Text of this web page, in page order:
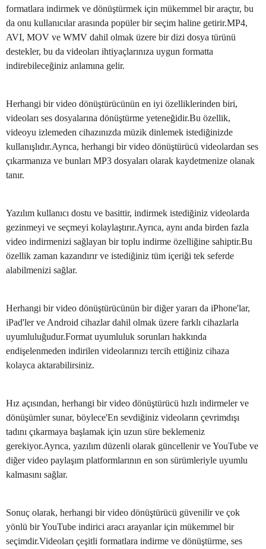
formatlara indirmek ve dönüştürmek için mükemmel bir araçtır, bu
da onu kullanıcılar arasında popüler bir seçim haline getirir.MP4,
AVI, MOV ve WMV dahil olmak üzere bir dizi dosya türünü
destekler, bu da videoları ihtiyaçlarınıza uygun formatta
indirebileceğiniz anlamına gelir.
Herhangi bir video dönüştürücünün en iyi özelliklerinden biri,
videoları ses dosyalarına dönüştürme yeteneğidir.Bu özellik,
videoyu izlemeden cihazınızda müzik dinlemek istediğinizde
kullanışlıdır.Ayrıca, herhangi bir video dönüştürücü videolardan ses
çıkarmanıza ve bunları MP3 dosyaları olarak kaydetmenize olanak
tanır.
Yazılım kullanıcı dostu ve basittir, indirmek istediğiniz videolarda
gezinmeyi ve seçmeyi kolaylaştırır.Ayrıca, aynı anda birden fazla
video indirmenizi sağlayan bir toplu indirme özelliğine sahiptir.Bu
özellik zaman kazandırır ve istediğiniz tüm içeriği tek seferde
alabilmenizi sağlar.
Herhangi bir video dönüştürücünün bir diğer yararı da iPhone'lar,
iPad'ler ve Android cihazlar dahil olmak üzere farklı cihazlarla
uyumluluğudur.Format uyumluluk sorunları hakkında
endişelenmeden indirilen videolarınızı tercih ettiğiniz cihaza
kolayca aktarabilirsiniz.
Hız açısından, herhangi bir video dönüştürücü hızlı indirmeler ve
dönüşümler sunar, böylece'En sevdiğiniz videoların çevrimdışı
tadını çıkarmaya başlamak için uzun süre beklemeniz
gerekiyor.Ayrıca, yazılım düzenli olarak güncellenir ve YouTube ve
diğer video paylaşım platformlarının en son sürümleriyle uyumlu
kalmasını sağlar.
Sonuç olarak, herhangi bir video dönüştürücü güvenilir ve çok
yönlü bir YouTube indirici aracı arayanlar için mükemmel bir
seçimdir.Videoları çeşitli formatlara indirme ve dönüştürme, ses